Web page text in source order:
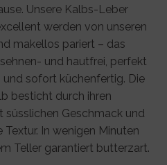
Unsere Kalbs-Leber
werden von unseren
makellos pariert – das
und hautfrei, perfekt
sofort küchenfertig. Die
besticht durch ihren
Geschmack und
In wenigen Minuten
Teller garantiert butterzart.